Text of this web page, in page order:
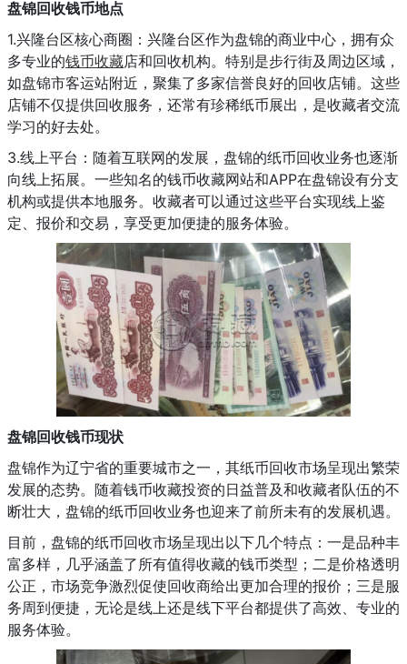
盘锦回收钱币地点
1.兴隆台区核心商圈：兴隆台区作为盘锦的商业中心，拥有众
多专业的钱币收藏店和回收机构。特别是步行街及周边区域，
如盘锦市客运站附近，聚集了多家信誉良好的回收店铺。这些
店铺不仅提供回收服务，还常有珍稀纸币展出，是收藏者交流
学习的好去处。
3.线上平台：随着互联网的发展，盘锦的纸币回收业务也逐渐
向线上拓展。一些知名的钱币收藏网站和APP在盘锦设有分支
机构或提供本地服务。收藏者可以通过这些平台实现线上鉴
定、报价和交易，享受更加便捷的服务体验。
盘锦回收钱币现状
盘锦作为辽宁省的重要城市之一，其纸币回收市场呈现出繁荣
发展的态势。随着钱币收藏投资的日益普及和收藏者队伍的不
断壮大，盘锦的纸币回收业务也迎来了前所未有的发展机遇。
目前，盘锦的纸币回收市场呈现出以下几个特点：一是品种丰
富多样，几乎涵盖了所有值得收藏的钱币类型；二是价格透明
公正，市场竞争激烈促使回收商给出更加合理的报价；三是服
务周到便捷，无论是线上还是线下平台都提供了高效、专业的
服务体验。